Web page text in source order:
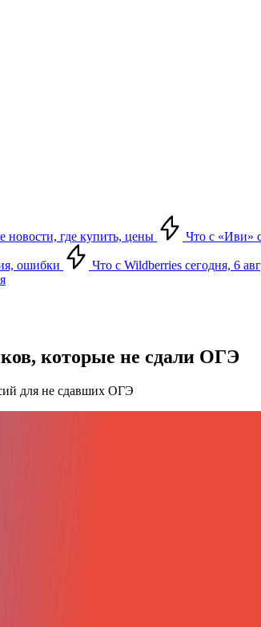
новости, где купить, цены Что с «Иви»
ошибки Что с Wildberries сегодня, 6
которые не сдали ОГЭ
для не сдавших ОГЭ